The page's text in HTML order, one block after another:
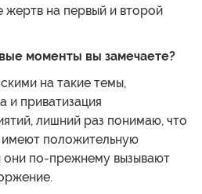
жертв на первый и второй
моменты вы замечаете?
на такие темы,
и приватизация
лишний раз понимаю, что
имеют положительную
они по-прежнему вызывают